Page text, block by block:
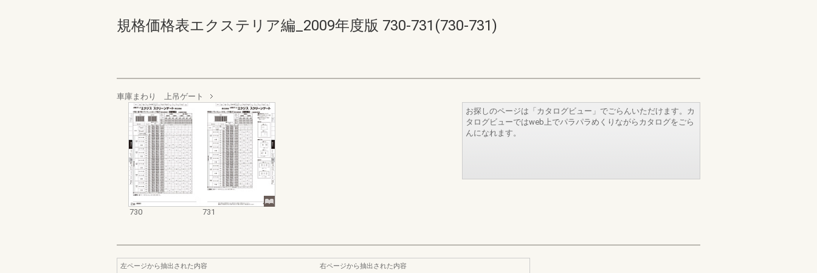
規格価格表エクステリア編_2009年度版 730-731(730-731)
車庫まわり 上吊ゲート
730 731
お探しのページは「カタログビュー」でごらんいただけます。カ
タログビューではweb上でパラパラめくりながらカタログをごら
んになれます。
左ページから抽出された内容
右ページから抽出された内容